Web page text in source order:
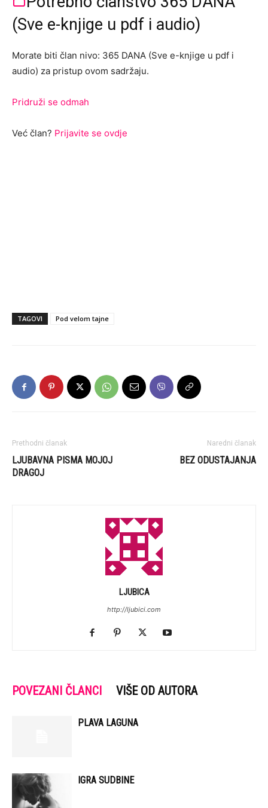
(Sve e-knjige u pdf i audio)
Morate biti član nivo: 365 DANA (Sve e-knjige u pdf i
audio) za pristup ovom sadržaju.
Pridruži se odmah
Već član? Prijavite se ovdje
TAGOVI Pod velom tajne
Prethodni članak
LJUBAVNA PISMA MOJOJ
DRAGOJ
Naredni članak
BEZ ODUSTAJANJA
LJUBICA
http://ljubici.com
POVEZANI ČLANCI VIŠE OD AUTORA
PLAVA LAGUNA
IGRA SUDBINE